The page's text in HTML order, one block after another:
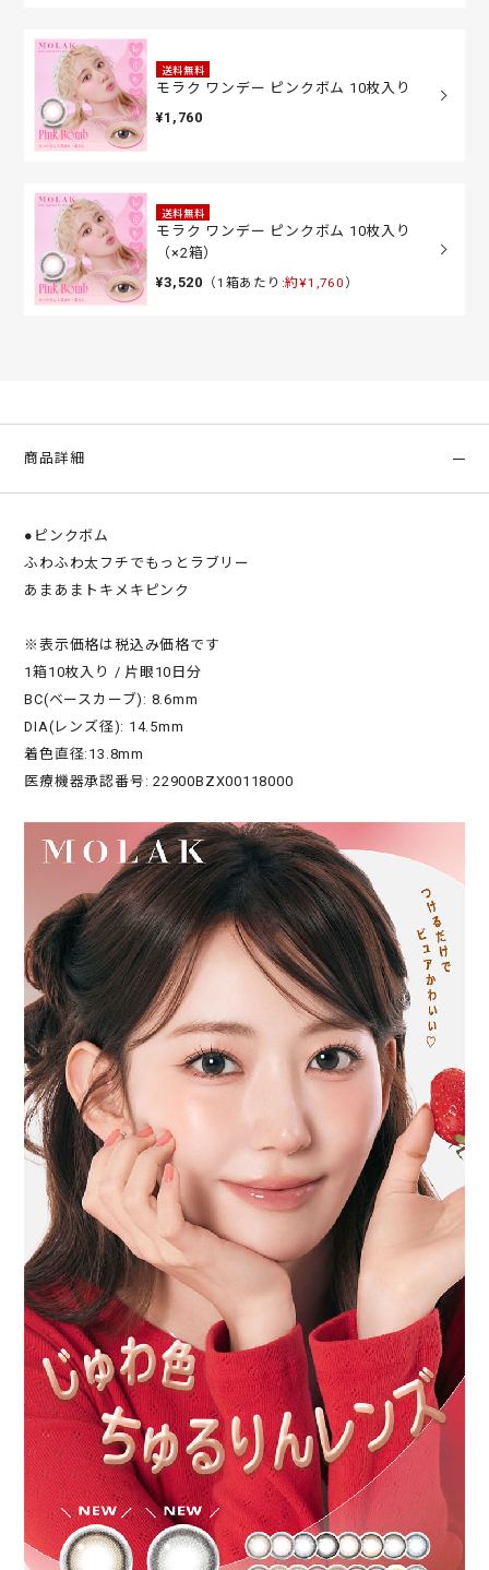
送料無料
モラク ワンデー ピンクボム 10枚入り
¥1,760
送料無料
モラク ワンデー ピンクボム 10枚入り
（×2箱）
¥3,520 （1箱あたり:約¥1,760 ）
商品詳細
●ピンクボム
ふわふわ太フチでもっとラブリー
あまあまトキメキピンク
※表示価格は税込み価格です
1箱10枚入り / 片眼10日分
BC(ベースカーブ): 8.6mm
DIA(レンズ径): 14.5mm
着色直径:13.8mm
医療機器承認番号: 22900BZX00118000